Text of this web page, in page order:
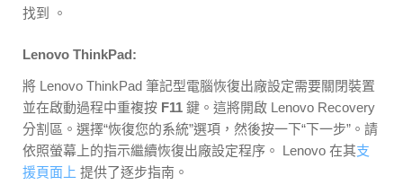
找到 。
Lenovo ThinkPad:
將 Lenovo ThinkPad 筆記型電腦恢復出廠設定需要關閉裝置
並在啟動過程中重複按 F11 鍵。這將開啟 Lenovo Recovery
分割區。選擇“恢復您的系統”選項，然後按一下“下一步”。請
依照螢幕上的指示繼續恢復出廠設定程序。 Lenovo 在其支
援頁面上 提供了逐步指南。